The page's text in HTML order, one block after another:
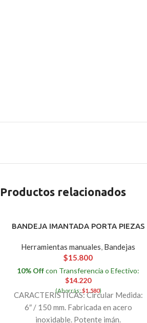
Productos relacionados
BANDEJA IMANTADA PORTA PIEZAS
Herramientas manuales, Bandejas
$15.800
10% Offcon Transferencia o Efectivo:
$14.220
(Ahorrás: $1.580)
CARACTERISTICAS: Circular Medida:
6″ / 150 mm. Fabricada en acero
inoxidable. Potente imán.